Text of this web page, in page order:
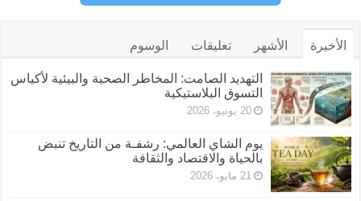
الأخيرة الأشهر تعليقات الوسوم
التهديد الصامت: المخاطر الصحية والبيئية لأكياس
التسوق البلاستيكية
20 يونيو، 2026
يوم الشاي العالمي: رشفـة من التاريخ تنبض
بالحياة والاقتصاد والثقافة
21 مايو، 2026